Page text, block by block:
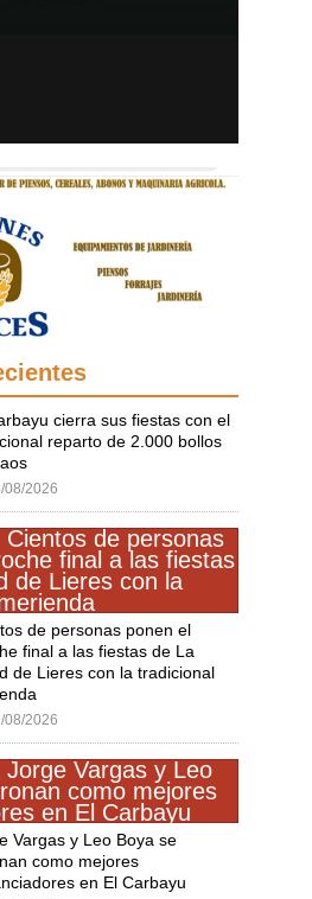
cierra sus fiestas con el
reparto de 2.000 bollos
08/2026
de personas ponen el
final a las fiestas de La
de Lieres con la tradicional
08/2026
Vargas y Leo Boya se
como mejores
en El Carbayu